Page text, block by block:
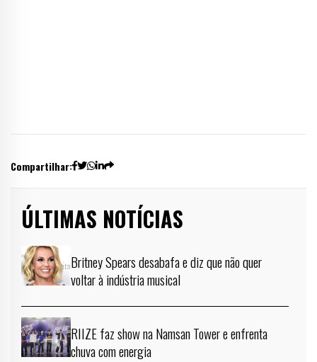
Compartilhar:
ÚLTIMAS NOTÍCIAS
Britney Spears desabafa e diz que não quer
voltar à indústria musical
RIIZE faz show na Namsan Tower e enfrenta
chuva com energia